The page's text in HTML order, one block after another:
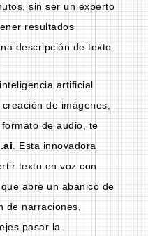
sin ser un experto
resultados
descripción de texto.
artificial
de imágenes,
de audio, te
Esta innovadora
texto en voz con
abre un abanico de
de narraciones,
pasar la